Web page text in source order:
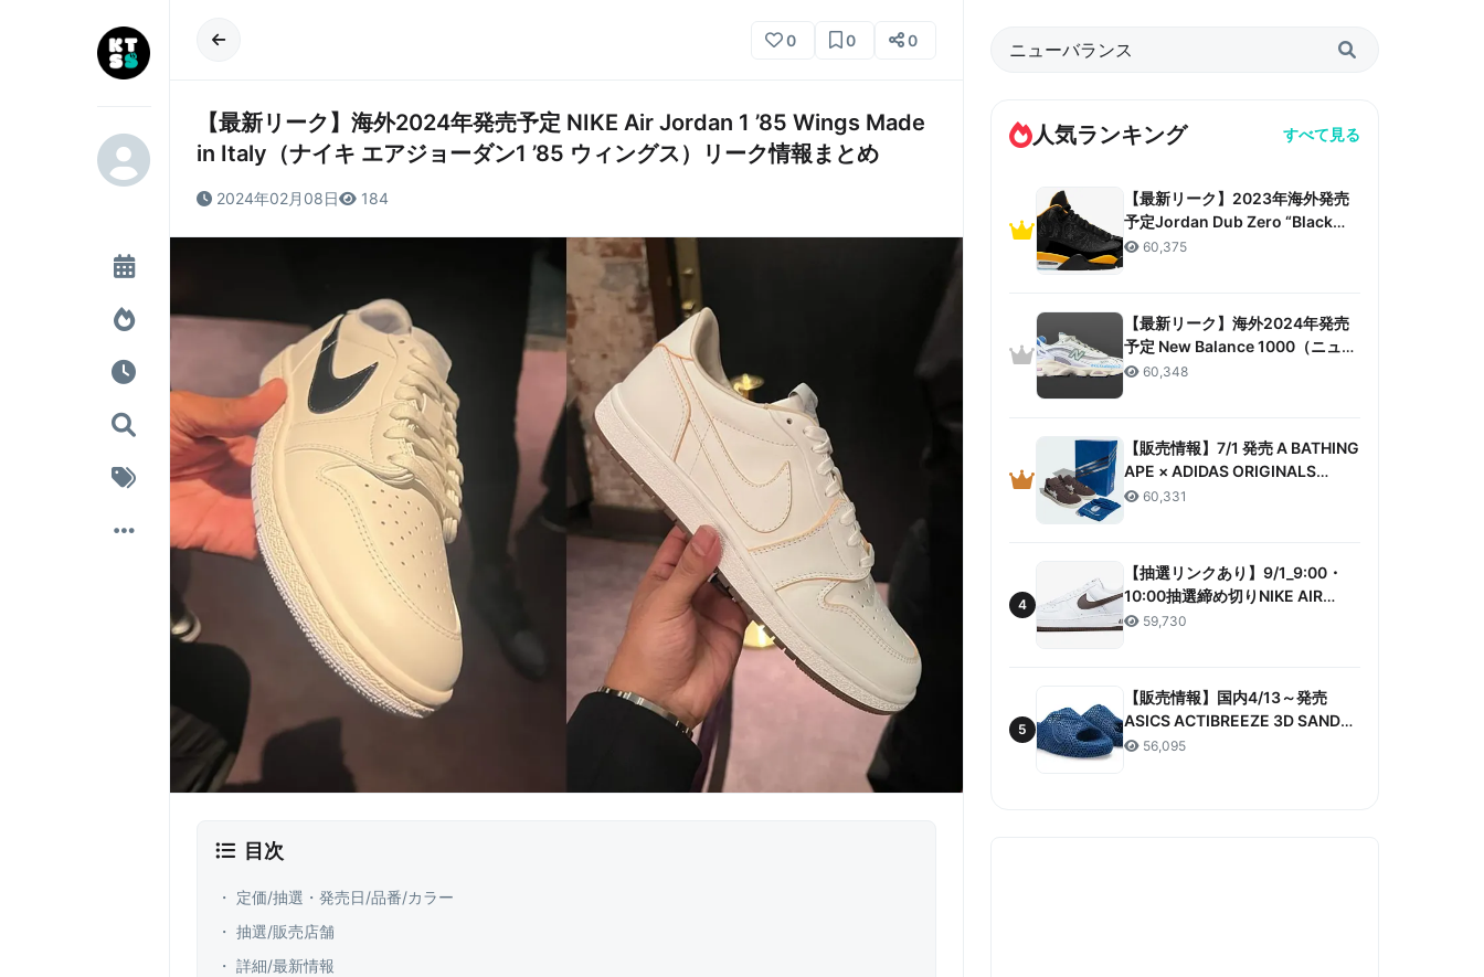
0 0 0
【最新リーク】海外2024年発売予定 NIKE Air Jordan 1 ’85 Wings Made
in Italy（ナイキ エアジョーダン1 ’85 ウィングス）リーク情報まとめ
2024年02月08日 184
目次
・ 定価/抽選・発売日/品番/カラー
・ 抽選/販売店舗
・ 詳細/最新情報
人気ランキング すべて見る
【最新リーク】2023年海外発売
予定Jordan Dub Zero “Black
Taxi”リーク情報まとめ
60,375
【最新リーク】海外2024年発売
予定 New Balance 1000（ニュー
バランス 1000）リーク情報まと
60,348
【販売情報】7/1 発売 A BATHING
APE × ADIDAS ORIGINALS
CAMPUS 80S “30TH
60,331
4
【抽選リンクあり】9/1_9:00・
10:00抽選締め切りNIKE AIR
FORCE 1 LOW RETRO COLOR
59,730
5
【販売情報】国内4/13～発売
ASICS ACTIBREEZE 3D SANDAL
“MAKO BLUE” 販売/定価/店舗ま
56,095